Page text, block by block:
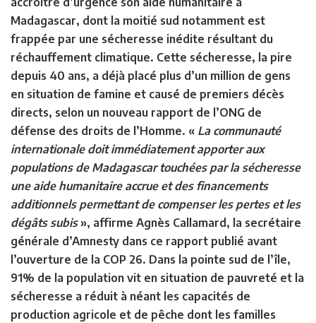
Madagascar, dont la moitié sud notamment est
frappée par une sécheresse inédite résultant du
réchauffement climatique. Cette sécheresse, la pire
depuis 40 ans, a déjà placé plus d’un million de gens
en situation de famine et causé de premiers décès
directs, selon un nouveau rapport de l’ONG de
défense des droits de l’Homme. « La communauté
internationale doit immédiatement apporter aux
populations de Madagascar touchées par la sécheresse
une aide humanitaire accrue et des financements
additionnels permettant de compenser les pertes et les
dégâts subis», affirme Agnès Callamard, la secrétaire
générale d’Amnesty dans ce rapport publié avant
l’ouverture de la COP 26. Dans la pointe sud de l’île,
91% de la population vit en situation de pauvreté et la
sécheresse a réduit à néant les capacités de
production agricole et de pêche dont les familles